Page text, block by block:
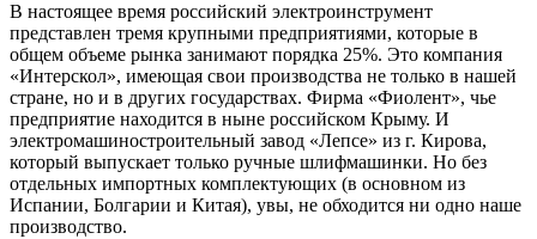
В настоящее время российский электроинструмент
представлен тремя крупными предприятиями, которые в
общем объеме рынка занимают порядка 25%. Это компания
«Интерскол», имеющая свои производства не только в нашей
стране, но и в других государствах. Фирма «Фиолент», чье
предприятие находится в ныне российском Крыму. И
электромашиностроительный завод «Лепсе» из г. Кирова,
который выпускает только ручные шлифмашинки. Но без
отдельных импортных комплектующих (в основном из
Испании, Болгарии и Китая), увы, не обходится ни одно наше
производство.